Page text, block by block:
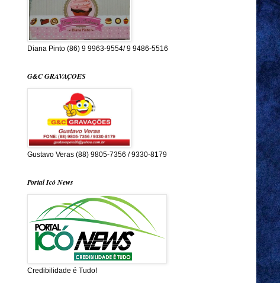
Diana Pinto (86) 9 9963-9554/ 9 9486-5516
G&C GRAVAÇOES
Gustavo Veras (88) 9805-7356 / 9330-8179
Portal Icó News
Credibilidade é Tudo!